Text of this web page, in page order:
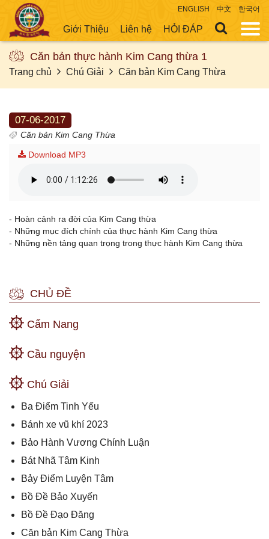
ENGLISH 中文 한국어
Giới Thiệu Liên hệ HỎI ĐÁP
Căn bản thực hành Kim Cang thừa 1
Trang chủ Chú Giải Căn bản Kim Cang Thừa
07-06-2017
Căn bản Kim Cang Thừa
Download MP3
- Hoàn cảnh ra đời của Kim Cang thừa
- Những mục đích chính của thực hành Kim Cang thừa
- Những nền tảng quan trọng trong thực hành Kim Cang thừa
CHỦ ĐỀ
Cẩm Nang
Cầu nguyện
Chú Giải
Ba Điểm Tinh Yếu
Bánh xe vũ khí 2023
Bảo Hành Vương Chính Luận
Bát Nhã Tâm Kinh
Bảy Điểm Luyện Tâm
Bồ Đề Bảo Xuyến
Bồ Đề Đạo Đăng
Căn bản Kim Cang Thừa